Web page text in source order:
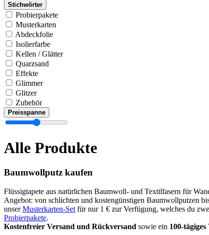
Stichwörter
Probierpakete
Musterkarten
Abdeckfolie
Isolierfarbe
Kellen / Glätter
Quarzsand
Effekte
Glimmer
Glitzer
Zubehör
Preisspanne
Alle Produkte
Baumwollputz kaufen
Flüssigtapete aus natürlichen Baumwoll- und Textilfasern für
Angebot: von schlichten und kostengünstigen Baumwollputzen
unserMusterkarten-Set für nur 1 € zur Verfügung, welches du
Probierpakete.
Kostenfreier Versand und Rückversand sowie ein 100-